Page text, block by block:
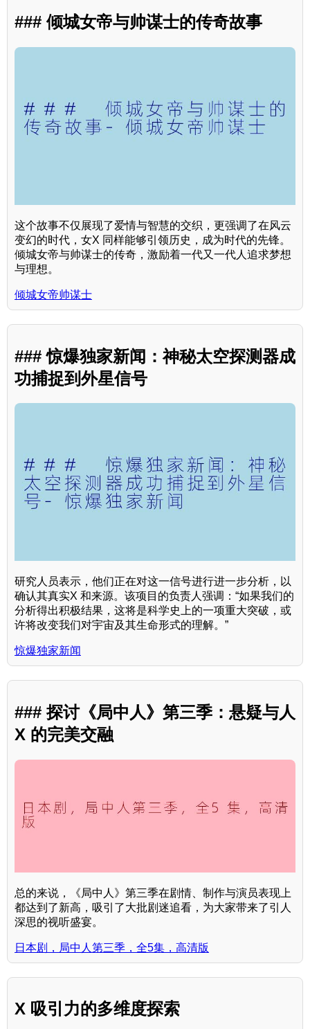
### 倾城女帝与帅谋士的传奇故事
这个故事不仅展现了爱情与智慧的交织，更强调了在风云
变幻的时代，女X 同样能够引领历史，成为时代的先锋。
倾城女帝与帅谋士的传奇，激励着一代又一代人追求梦想
与理想。
倾城女帝帅谋士
### 惊爆独家新闻：神秘太空探测器成
功捕捉到外星信号
研究人员表示，他们正在对这一信号进行进一步分析，以
确认其真实X 和来源。该项目的负责人强调：“如果我们的
分析得出积极结果，这将是科学史上的一项重大突破，或
许将改变我们对宇宙及其生命形式的理解。”
惊爆独家新闻
### 探讨《局中人》第三季：悬疑与人
X 的完美交融
总的来说，《局中人》第三季在剧情、制作与演员表现上
都达到了新高，吸引了大批剧迷追看，为大家带来了引人
深思的视听盛宴。
日本剧，局中人第三季，全5集，高清版
X 吸引力的多维度探索